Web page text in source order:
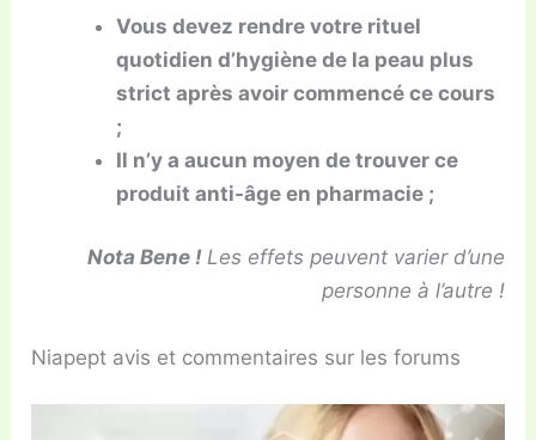
Vous devez rendre votre rituel
quotidien d’hygiène de la peau plus
strict après avoir commencé ce cours
;
Il n’y a aucun moyen de trouver ce
produit anti-âge en pharmacie ;
Nota Bene ! Les effets peuvent varier d’une
personne à l’autre !
Niapept avis et commentaires sur les forums